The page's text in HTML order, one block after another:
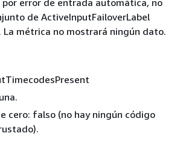
por error de entrada automática, no
de ActiveInputFailoverLabel
La métrica no mostrará ningún dato.
cero: falso (no hay ningún código